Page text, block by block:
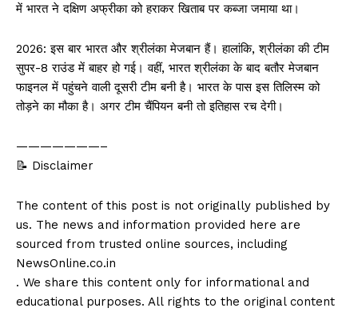
में भारत ने दक्षिण अफ्रीका को हराकर खिताब पर कब्जा जमाया था।
2026: इस बार भारत और श्रीलंका मेजबान हैं। हालांकि, श्रीलंका की टीम
सुपर-8 राउंड में बाहर हो गई। वहीं, भारत श्रीलंका के बाद बतौर मेजबान
फाइनल में पहुंचने वाली दूसरी टीम बनी है। भारत के पास इस तिलिस्म को
तोड़ने का मौका है। अगर टीम चैंपियन बनी तो इतिहास रच देगी।
———————–
📝 Disclaimer
The content of this post is not originally published by
us. The news and information provided here are
sourced from trusted online sources, including
NewsOnline.co.in
. We share this content only for informational and
educational purposes. All rights to the original content